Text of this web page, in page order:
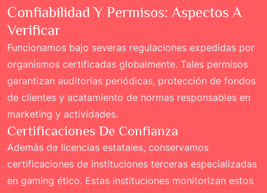
Confiabilidad Y Permisos: Aspectos A
Verificar
Funcionamos bajo severas regulaciones expedidas por
organismos certificadas globalmente. Tales permisos
garantizan auditorías periódicas, protección de fondos
de clientes y acatamiento de normas responsables en
marketing y actividades.
Certificaciones De Confianza
Además de licencias estatales, conservamos
certificaciones de instituciones terceras especializadas
en gaming ético. Estas instituciones monitorizan estos